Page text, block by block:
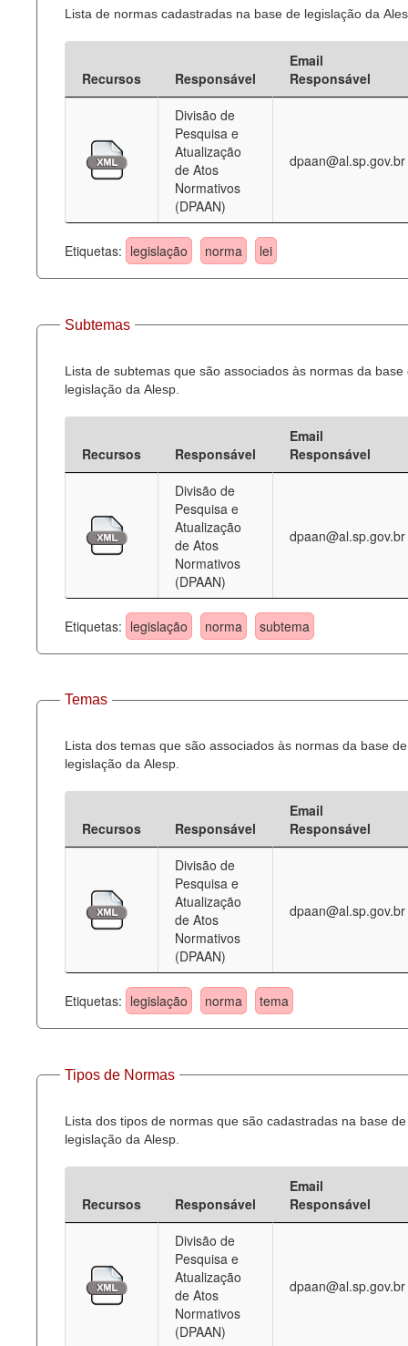
Lista de normas cadastradas na base de legislação da
Recursos Responsável
Email
Responsável
Divisão de
Pesquisa e
Atualização
de Atos
Normativos
(DPAAN)
dpaan@al.sp.gov.br
Etiquetas: legislação norma lei
Subtemas
Lista de subtemas que são associados às normas da base
legislação da Alesp.
Recursos Responsável
Email
Responsável
Divisão de
Pesquisa e
Atualização
de Atos
Normativos
(DPAAN)
dpaan@al.sp.gov.br
Etiquetas: legislação norma subtema
Temas
Lista dos temas que são associados às normas da base de
legislação da Alesp.
Recursos Responsável
Email
Responsável
Divisão de
Pesquisa e
Atualização
de Atos
Normativos
(DPAAN)
dpaan@al.sp.gov.br
Etiquetas: legislação norma tema
Tipos de Normas
Lista dos tipos de normas que são cadastradas na base de
legislação da Alesp.
Recursos Responsável
Email
Responsável
Divisão de
Pesquisa e
Atualização
de Atos
Normativos
(DPAAN)
dpaan@al.sp.gov.br